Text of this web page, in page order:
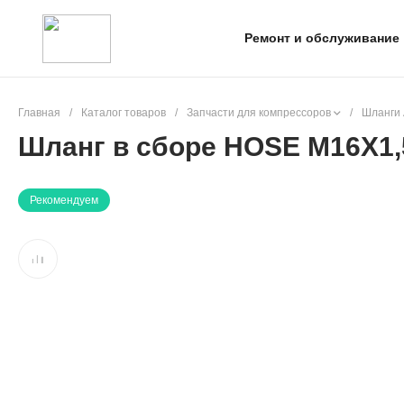
Ремонт и обслуживание
Главная / Каталог товаров / Запчасти для компрессоров / Шланги
Шланг в сборе HOSE
Рекомендуем